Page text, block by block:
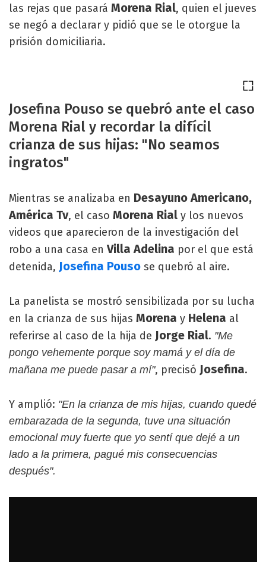
las rejas que pasará Morena Rial, quien el jueves
se negó a declarar y pidió que se le otorgue la
prisión domiciliaria.
Josefina Pouso se quebró ante el caso
Morena Rial y recordar la difícil
crianza de sus hijas: "No seamos
ingratos"
Mientras se analizaba en Desayuno Americano,
América Tv, el caso Morena Rial y los nuevos
videos que aparecieron de la investigación del
robo a una casa enVilla Adelina por el que está
detenida, Josefina Pouso se quebró al aire.
La panelista se mostró sensibilizada por su lucha
en la crianza de sus hijas Morena y Helena al
referirse al caso de la hija de Jorge Rial. "Me
pongo vehemente porque soy mamá y el día de
mañana me puede pasar a mí", precisó Josefina.
Y amplió: "En la crianza de mis hijas, cuando quedé
embarazada de la segunda, tuve una situación
emocional muy fuerte que yo sentí que dejé a un
lado a la primera, pagué mis consecuencias
después".